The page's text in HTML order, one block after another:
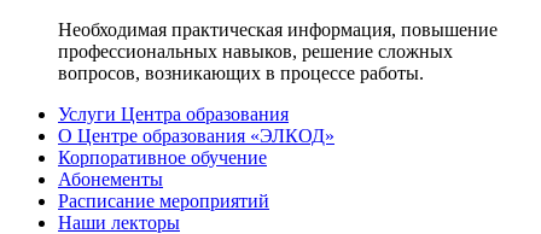
Необходимая практическая информация, повышение
профессиональных навыков, решение сложных
вопросов, возникающих в процессе работы.
Услуги Центра образования
О Центре образования «ЭЛКОД»
Корпоративное обучение
Абонементы
Расписание мероприятий
Наши лекторы